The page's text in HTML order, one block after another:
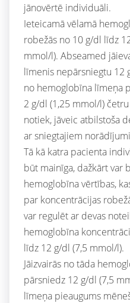
jānovērtē individuāli.
Ieteicamā vēlamā
robežās no 10 g/dl līdz
mmol/l). Abseamed
līmenis nepārsniegtu 12
no hemoglobīna līmeņa
2 g/dl (1,25 mmol/l)
notiek, jāveic atbilstoša
ar sniegtajiem
Tā kā katra pacienta
būt mainīga, dažkārt var
hemoglobīna vērtības,
par koncentrācijas
var regulēt ar devas
hemoglobīna
līdz 12 g/dl (7,5 mmol/l).
Jāizvairās no tāda
pārsniedz 12 g/dl (7,5
līmeņa pieaugums